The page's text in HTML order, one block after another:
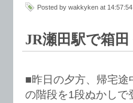
Posted by wakkyken at
JR瀬田駅で箱
■昨日の夕方、帰宅途
の階段を1段ぬかしで